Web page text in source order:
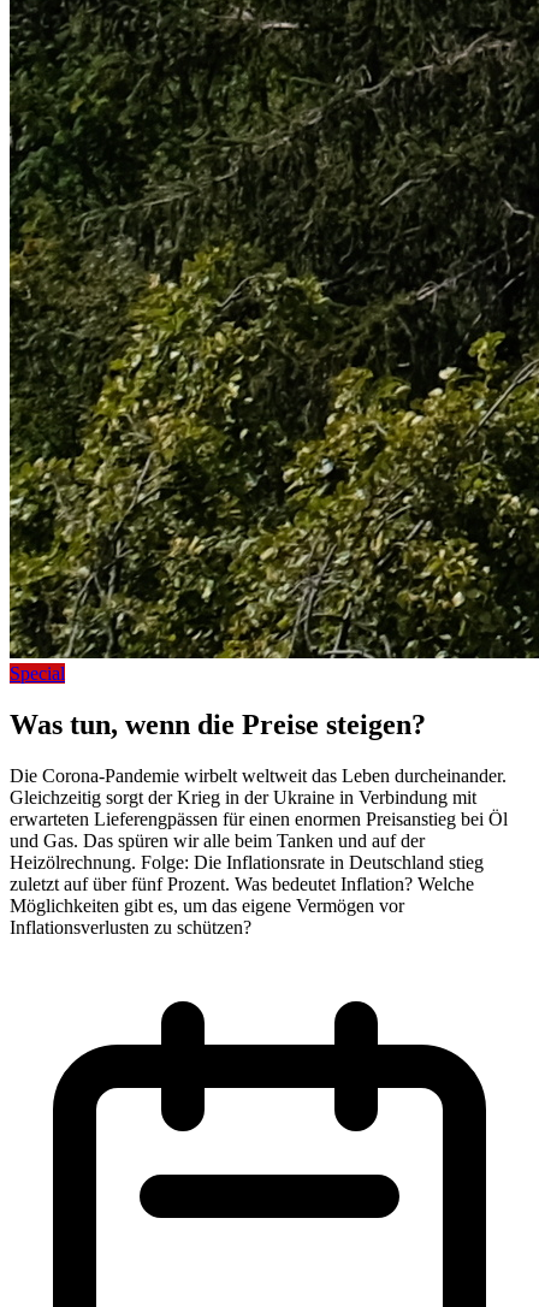
Special
Was tun, wenn die Preise steigen?
Die Corona-Pandemie wirbelt weltweit das Leben durcheinander.
Gleichzeitig sorgt der Krieg in der Ukraine in Verbindung mit
erwarteten Lieferengpässen für einen enormen Preisanstieg bei Öl
und Gas. Das spüren wir alle beim Tanken und auf der
Heizölrechnung. Folge: Die Inflationsrate in Deutschland stieg
zuletzt auf über fünf Prozent. Was bedeutet Inflation? Welche
Möglichkeiten gibt es, um das eigene Vermögen vor
Inflationsverlusten zu schützen?